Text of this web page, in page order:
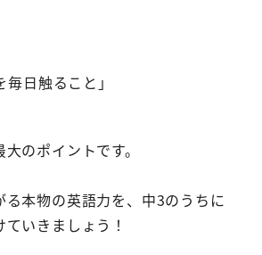
毎日触ること」
のポイントです。
る本物の英語力を、中3のうちに
いきましょう！